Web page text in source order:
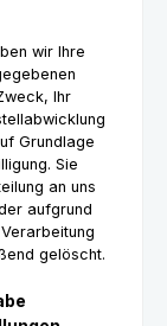
wir Ihre
Ihr
Grundlage
Sie
an uns
aufgrund
gelöscht.